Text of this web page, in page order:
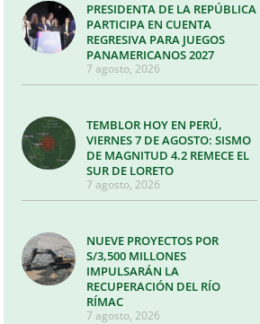
PRESIDENTA DE LA REPÚBLICA
PARTICIPA EN CUENTA
REGRESIVA PARA JUEGOS
PANAMERICANOS 2027
7 agosto, 2026
TEMBLOR HOY EN PERÚ,
VIERNES 7 DE AGOSTO: SISMO
DE MAGNITUD 4.2 REMECE EL
SUR DE LORETO
7 agosto, 2026
NUEVE PROYECTOS POR
S/3,500 MILLONES
IMPULSARÁN LA
RECUPERACIÓN DEL RÍO
RÍMAC
7 agosto, 2026